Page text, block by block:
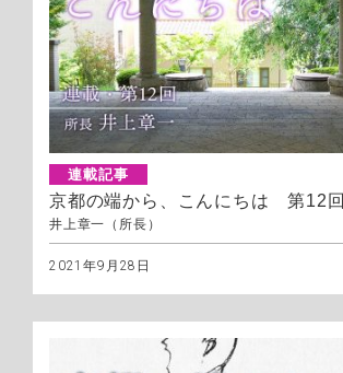
連載記事
京都の端から、こんにちは 第12回
井上章一（所長）
2021年9月28日